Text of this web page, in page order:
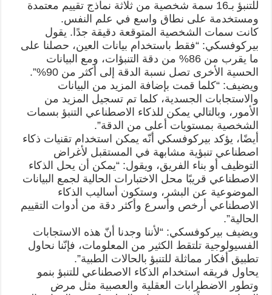
للتنبؤ بـ16 سمة شخصية من ثلاثة نماذج تقييم معتمدة
ومستخدمة على نطاق واسع في علم النفس.
كانت سمات الشخصية المتوقعة دقيقة جدًا. يقول
بيركوفسكي: “فقط باستخدام بيانات العين، حصلنا على
ما يقرب من 86% من دقة التنبؤات، ومع البيانات
الحسية الأخرى تصل نسبة الدقة إلى أكثر من 90%”.
ويضيف: “كلما قمت بإضافة المزيد من البيانات
والاستجابات الجسدية، كلما تم تسجيل المزيد من
الأمور، وبالتالي يمكن للذكاء الاصطناعي التنبؤ بسمات
الشخصية بمستويات أعلى من الدقة”.
أيضًا، يؤكد بيركوفسكي أنّه يمكن استخدام تقنيات ذكاء
اصطناعي تنبؤية مشابهة في المستقبل لأغراض
التوظيف أو بناء الفريق، ويقول: “يمكن أن يحل الذكاء
الاصطناعي قريبًا محل الاختبارات الحالية لجمع البيانات
الموضوعية عن البشر، وستكون أساليب الذكاء
الاصطناعي أرخص وأسرع وأكثر دقة من أدوات التقييم
الحالية”.
ويضيف بيركوفسكي: “لأننا وجدنا أنّ هذه الاستجابات
الفسيولوجية تلتقط الكثير من المعلومات، فإنّنا نحاول
تطبيق أفكار مماثلة للتنبؤ بالحالات الطبية”.
يحاول فريقه استخدام الذكاء الاصطناعي للتنبؤ بنمو
وتطور الاضطرابات العقلية والعصبية مثل مرض